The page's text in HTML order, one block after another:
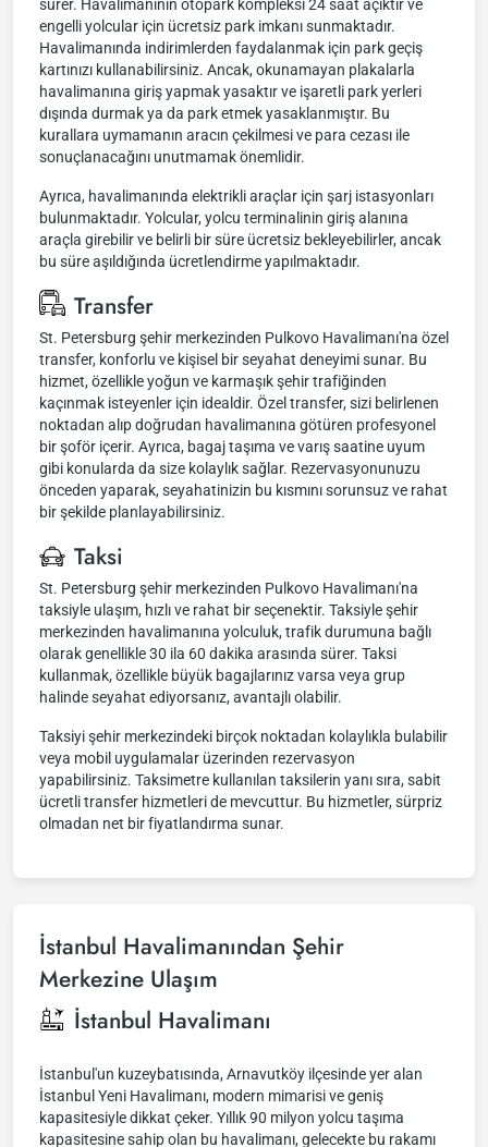
sürer. Havalimanının otopark kompleksi 24 saat açıktır ve
engelli yolcular için ücretsiz park imkanı sunmaktadır.
Havalimanında indirimlerden faydalanmak için park geçiş
kartınızı kullanabilirsiniz. Ancak, okunamayan plakalarla
havalimanına giriş yapmak yasaktır ve işaretli park yerleri
dışında durmak ya da park etmek yasaklanmıştır. Bu
kurallara uymamanın aracın çekilmesi ve para cezası ile
sonuçlanacağını unutmamak önemlidir.
Ayrıca, havalimanında elektrikli araçlar için şarj istasyonları
bulunmaktadır. Yolcular, yolcu terminalinin giriş alanına
araçla girebilir ve belirli bir süre ücretsiz bekleyebilirler, ancak
bu süre aşıldığında ücretlendirme yapılmaktadır.
Transfer
St. Petersburg şehir merkezinden Pulkovo Havalimanı'na özel
transfer, konforlu ve kişisel bir seyahat deneyimi sunar. Bu
hizmet, özellikle yoğun ve karmaşık şehir trafiğinden
kaçınmak isteyenler için idealdir. Özel transfer, sizi belirlenen
noktadan alıp doğrudan havalimanına götüren profesyonel
bir şoför içerir. Ayrıca, bagaj taşıma ve varış saatine uyum
gibi konularda da size kolaylık sağlar. Rezervasyonunuzu
önceden yaparak, seyahatinizin bu kısmını sorunsuz ve rahat
bir şekilde planlayabilirsiniz.
Taksi
St. Petersburg şehir merkezinden Pulkovo Havalimanı'na
taksiyle ulaşım, hızlı ve rahat bir seçenektir. Taksiyle şehir
merkezinden havalimanına yolculuk, trafik durumuna bağlı
olarak genellikle 30 ila 60 dakika arasında sürer. Taksi
kullanmak, özellikle büyük bagajlarınız varsa veya grup
halinde seyahat ediyorsanız, avantajlı olabilir.
Taksiyi şehir merkezindeki birçok noktadan kolaylıkla bulabilir
veya mobil uygulamalar üzerinden rezervasyon
yapabilirsiniz. Taksimetre kullanılan taksilerin yanı sıra, sabit
ücretli transfer hizmetleri de mevcuttur. Bu hizmetler, sürpriz
olmadan net bir fiyatlandırma sunar.
İstanbul Havalimanından Şehir
Merkezine Ulaşım
İstanbul Havalimanı
İstanbul'un kuzeybatısında, Arnavutköy ilçesinde yer alan
İstanbul Yeni Havalimanı, modern mimarisi ve geniş
kapasitesiyle dikkat çeker. Yıllık 90 milyon yolcu taşıma
kapasitesine sahip olan bu havalimanı, gelecekte bu rakamı